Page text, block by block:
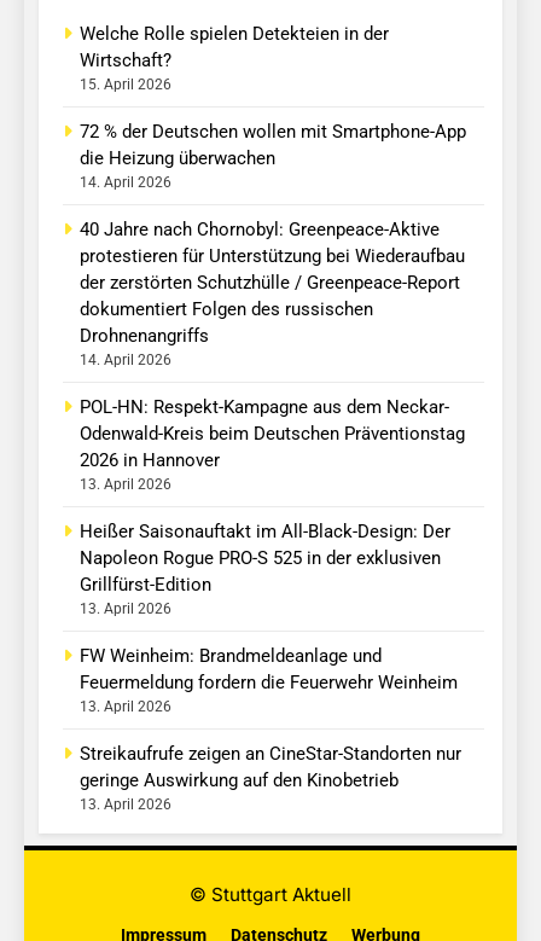
Welche Rolle spielen Detekteien in der
Wirtschaft?
15. April 2026
72 % der Deutschen wollen mit Smartphone-App
die Heizung überwachen
14. April 2026
40 Jahre nach Chornobyl: Greenpeace-Aktive
protestieren für Unterstützung bei Wiederaufbau
der zerstörten Schutzhülle / Greenpeace-Report
dokumentiert Folgen des russischen
Drohnenangriffs
14. April 2026
POL-HN: Respekt-Kampagne aus dem Neckar-
Odenwald-Kreis beim Deutschen Präventionstag
2026 in Hannover
13. April 2026
Heißer Saisonauftakt im All-Black-Design: Der
Napoleon Rogue PRO-S 525 in der exklusiven
Grillfürst-Edition
13. April 2026
FW Weinheim: Brandmeldeanlage und
Feuermeldung fordern die Feuerwehr Weinheim
13. April 2026
Streikaufrufe zeigen an CineStar-Standorten nur
geringe Auswirkung auf den Kinobetrieb
13. April 2026
© Stuttgart Aktuell
Impressum Datenschutz Werbung